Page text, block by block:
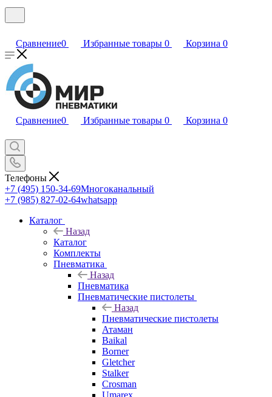
Сравнение0 Избранные товары 0 Корзина 0
Сравнение0 Избранные товары 0 Корзина 0
Телефоны
+7 (495) 150-34-69Многоканальный
+7 (985) 827-02-64whatsapp
Каталог
Назад
Каталог
Комплекты
Пневматика
Назад
Пневматика
Пневматические пистолеты
Назад
Пневматические пистолеты
Атаман
Baikal
Borner
Gletcher
Stalker
Crosman
Umarex